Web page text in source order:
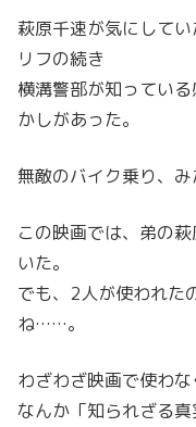
萩原千速が気にして
リフの続き
横溝警部が知ってい
かしがあった。
無敵のバイク乗り、み
この映画では、弟の
いた。
でも、2人が使われた
ね……。
わざわざ映画で使わ
なんか「知られざる